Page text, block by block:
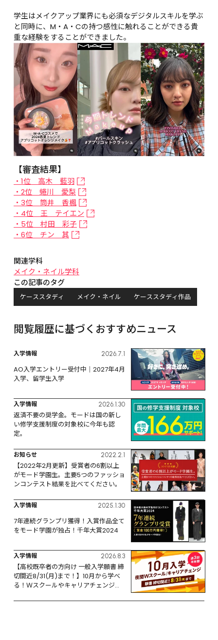
学生はメイクアップ業界にも必須なデジタルスキルを学ぶ
と同時に、M・A・Cの持つ感性に触れることができる貴
重な経験をすることができました。
【審査結果】
・1位　高木　藍羽
・2位　蜷川　愛梨
・3位　筒井　香楓
・4位　王　テイエン
・5位　村田　彩子
・6位　チン　其
関連学科
メイク・ネイル学科
この記事のタグ
ケーススタディ メイク・ネイル ケーススタディ作品
閲覧履歴に基づくおすすめニュース
入学情報 2026.7.1
AO入学エントリー受付中｜2027年4月
入学、留学生入学
入学情報 2026.1.30
返済不要の奨学金。モードは国の新し
い修学支援制度の対象校に今年も認
定。
お知らせ 2022.2.1
【2022年2月更新】受賞者の6割以上
がモード学園生。主要5つのファッショ
ンコンテスト結果を比べてください。
入学情報 2025.1.30
7年連続グランプリ獲得！入賞作品全て
をモード学園が独占！千年大賞2024
入学情報 2026.8.3
【高校既卒者の方向け 一般入学願書 締
切間近8/31(月)まで！】10月から学べ
る！Ｗスクールやキャリアチェンジな